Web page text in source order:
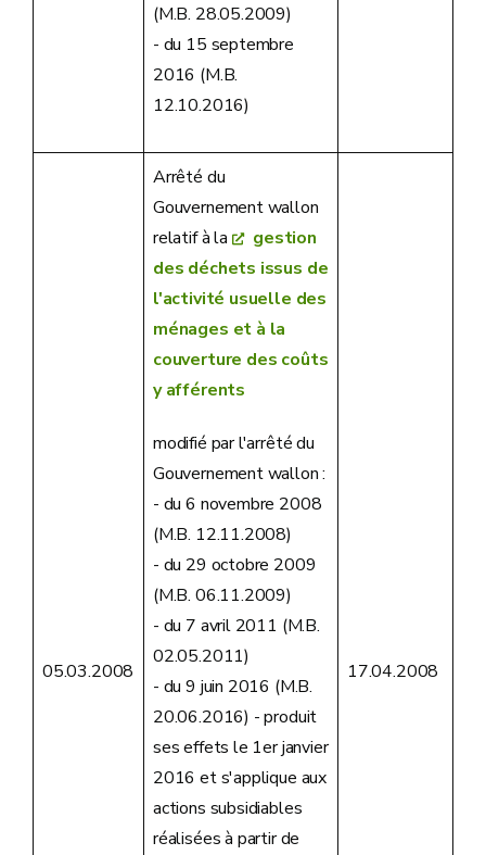
(M.B. 28.05.2009)
- du 15 septembre
2016 (M.B.
12.10.2016)
05.03.2008
Arrêté du
Gouvernement wallon
relatif à la
gestion
des déchets issus de
l'activité usuelle des
ménages et à la
couverture des coûts
y afférents
modifié par l'arrêté du
Gouvernement wallon :
- du 6 novembre 2008
(M.B. 12.11.2008)
- du 29 octobre 2009
(M.B. 06.11.2009)
- du 7 avril 2011 (M.B.
02.05.2011)
- du 9 juin 2016 (M.B.
20.06.2016) - produit
ses effets le 1er janvier
2016 et s'applique aux
actions subsidiables
réalisées à partir de
17.04.2008